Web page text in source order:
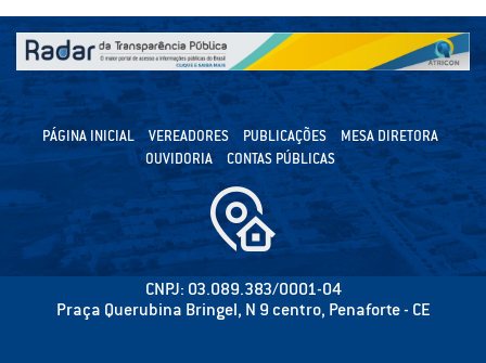
PÁGINA INICIAL VEREADORES PUBLICAÇÕES
MESA DIRETORA
OUVIDORIA
CONTAS PÚBLICAS
CNPJ: 03.089.383/0001-04
Praça Querubina Bringel, N 9 centro, Penaforte - CE